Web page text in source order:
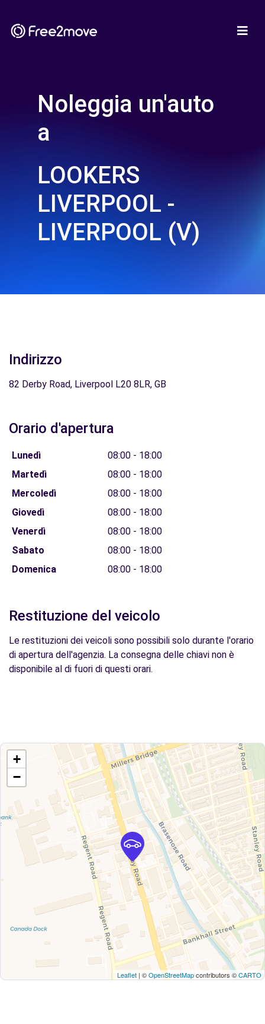
Noleggia un'auto
a
LOOKERS
LIVERPOOL -
LIVERPOOL (V)
Indirizzo
82 Derby Road, Liverpool L20 8LR, GB
Orario d'apertura
Lunedì
08:00 - 18:00
Martedì
08:00 - 18:00
Mercoledì
08:00 - 18:00
Giovedì
08:00 - 18:00
Venerdì
08:00 - 18:00
Sabato
08:00 - 18:00
Domenica
08:00 - 18:00
Restituzione del veicolo
Le restituzioni dei veicoli sono possibili solo durante l'orario
di apertura dell'agenzia. La consegna delle chiavi non è
disponibile al di fuori di questi orari.
+
−
Leaflet | ©OpenStreetMapcontributors ©CARTO